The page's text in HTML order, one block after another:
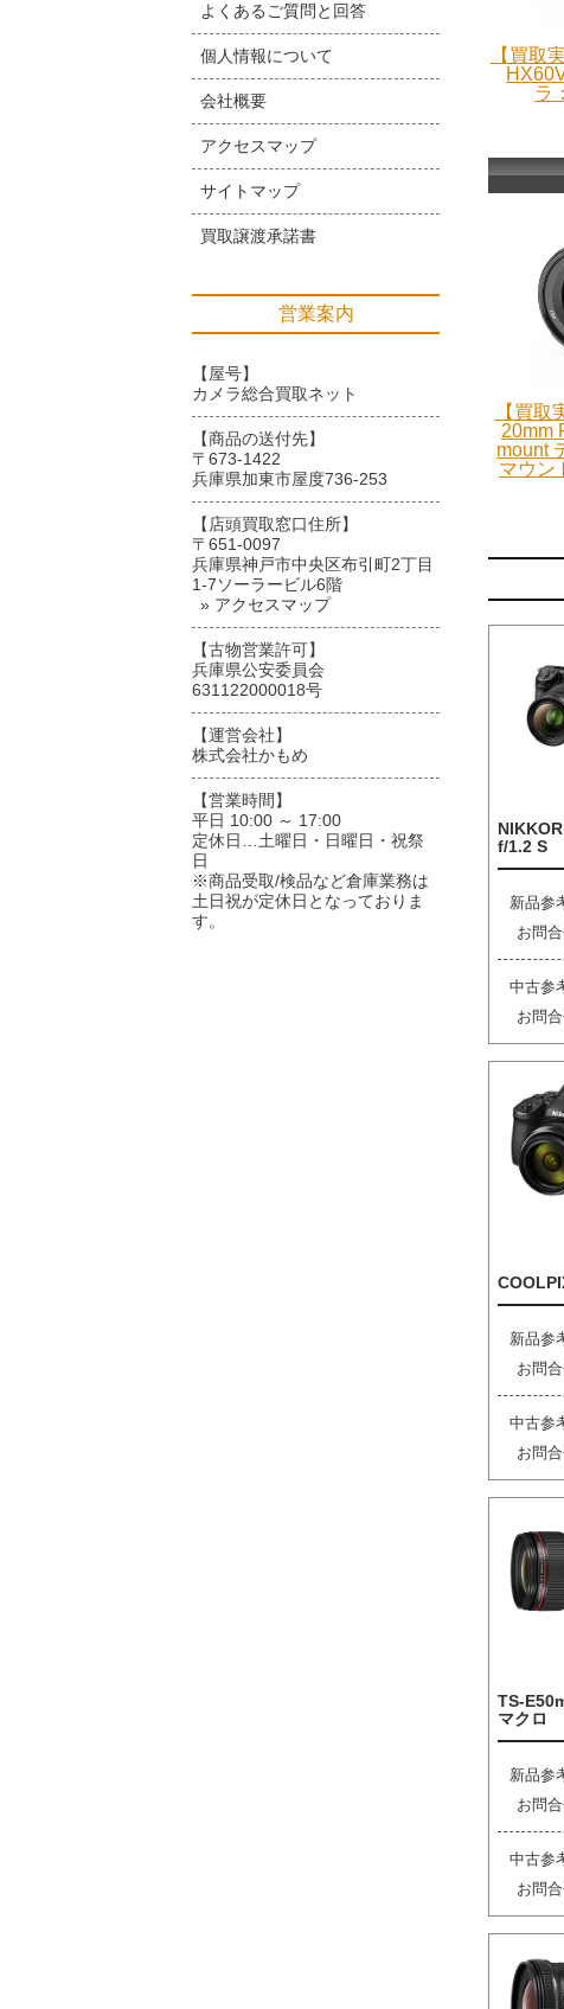
【買取
ラ
【買取
20mm
mount
マウン
f/1.2 S
新品参
お問
中古参
お問
新品参
お問
中古参
お問
TS-
マクロ
新品参
お問
中古参
お問
よくあるご質問と回答
個人情報について
会社概要
アクセスマップ
サイトマップ
買取譲渡承諾書
営業案内
【屋号】
カメラ総合買取ネット
【商品の送付先】
〒673-1422
兵庫県加東市屋度736-253
【店頭買取窓口住所】
〒651-0097
兵庫県神戸市中央区布引町2丁目
1-7ソーラービル6階
» アクセスマップ
【古物営業許可】
兵庫県公安委員会
631122000018号
【運営会社】
株式会社かもめ
【営業時間】
平日 10:00 ～ 17:00
定休日…土曜日・日曜日・祝祭
日
※商品受取/検品など倉庫業務は
土日祝が定休日となっておりま
す。